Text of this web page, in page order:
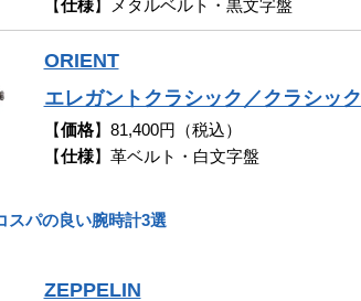
【仕様】メタルベルト・黒文字盤
ORIENT
エレガントクラシック／クラシック
【価格】81,400円（税込）
【仕様】革ベルト・白文字盤
スパの良い腕時計3選
ZEPPELIN